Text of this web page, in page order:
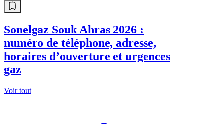
Sonelgaz Souk Ahras 2026 :
numéro de téléphone, adresse,
horaires d’ouverture et urgences
gaz
Voir tout